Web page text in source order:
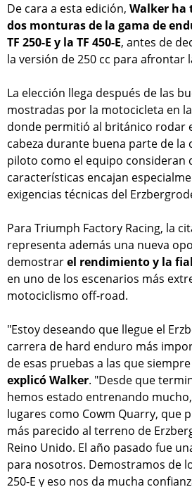
De cara a esta edición, Walker ha
dos monturas de la gama de
TF 250-E y la TF 450-E, antes de
la versión de 250 cc para afrontar
La elección llega después de las
mostradas por la motocicleta en
donde permitió al británico rodar
cabeza durante buena parte de la
piloto como el equipo consideran
características encajan
exigencias técnicas del
Para Triumph Factory Racing, la
representa además una nueva
demostrarel rendimiento y la
en uno de los escenarios más
motociclismo off-road.
"Estoy deseando que llegue el
carrera de hard enduro más
de esas pruebas a las que
explicó Walker. "Desde que
hemos estado entrenando
lugares como Cowm Quarry, que
más parecido al terreno de
Reino Unido. El año pasado fue
para nosotros. Demostramos de
250-E y eso nos da mucha